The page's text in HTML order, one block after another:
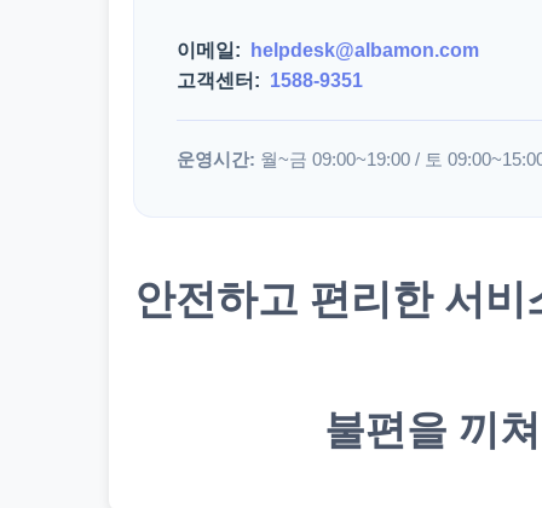
이메일:
helpdesk@albamon.com
고객센터: 1588-9351
운영시간: 월~금 09:00~19:00 / 토
안전하고 편리한 서
불편을 끼